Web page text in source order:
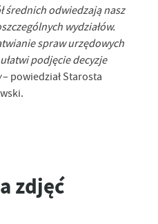
średnich odwiedzają nasz
wydziałów.
spraw urzędowych
podjęcie decyzje
– powiedział Starosta
zdjęć